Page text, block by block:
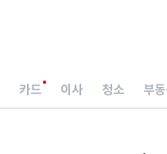
카드 이사 청소 부